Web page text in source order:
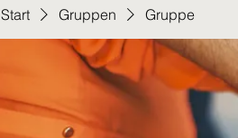
Start Gruppen Gruppe